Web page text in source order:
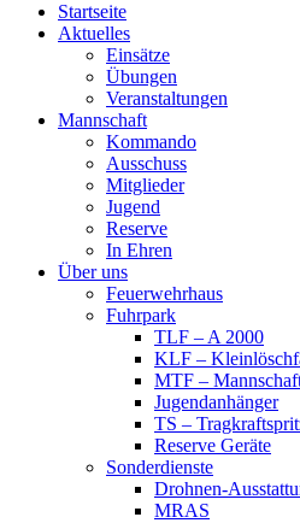
Startseite
Aktuelles
Einsätze
Übungen
Veranstaltungen
Mannschaft
Kommando
Ausschuss
Mitglieder
Jugend
Reserve
In Ehren
Über uns
Feuerwehrhaus
Fuhrpark
TLF – A 2000
KLF –
MTF –
Jugendanhänger
TS –
Reserve Geräte
Sonderdienste
Drohnen-
MRAS